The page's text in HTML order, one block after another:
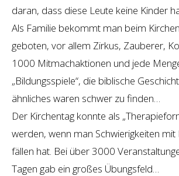
daran, dass diese Leute keine Kinder
Als Familie bekommt man beim
geboten, vor allem Zirkus, Zauberer,
1000 Mitmachaktionen und jede
„Bildungsspiele“, die biblische
ähnliches waren schwer zu finden…
Der Kirchentag konnte als
werden, wenn man Schwierigkeiten mit
fällen hat. Bei über 3000
Tagen gab ein großes Übungsfeld…